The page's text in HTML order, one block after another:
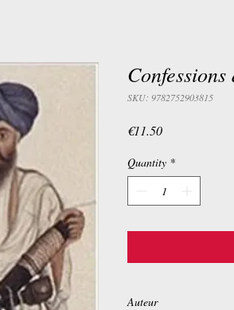
SKU: 9782752903815
€11.50Price
Quantity *
Auteur